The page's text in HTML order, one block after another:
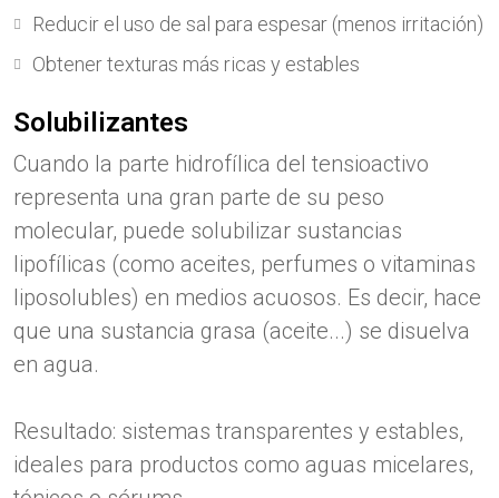
Reducir el uso de sal para espesar (menos irritación)
Obtener texturas más ricas y estables
Solubilizantes
Cuando la parte hidrofílica del tensioactivo
representa una gran parte de su peso
molecular, puede solubilizar sustancias
lipofílicas (como aceites, perfumes o vitaminas
liposolubles) en medios acuosos. Es decir, hace
que una sustancia grasa (aceite...) se disuelva
en agua.
Resultado: sistemas transparentes y estables,
ideales para productos como aguas micelares,